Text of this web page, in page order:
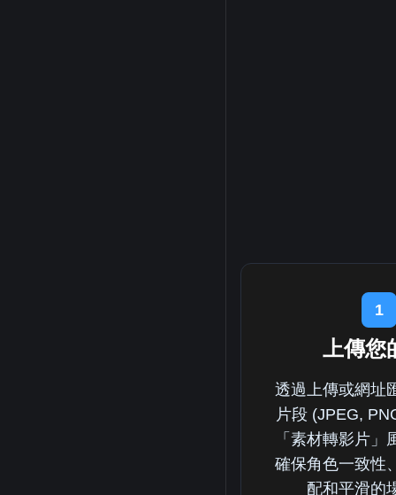
1
上傳您
透過上傳或網址
片段 (JPEG,
「素材轉影片
確保角色一致性
配和平滑的